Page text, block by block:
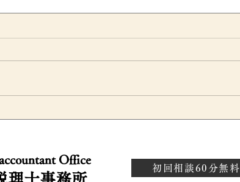
満期保険金を据え置いた場合
算と確定申告のポイントを税
Office
理士事務所
初回相談60分無料